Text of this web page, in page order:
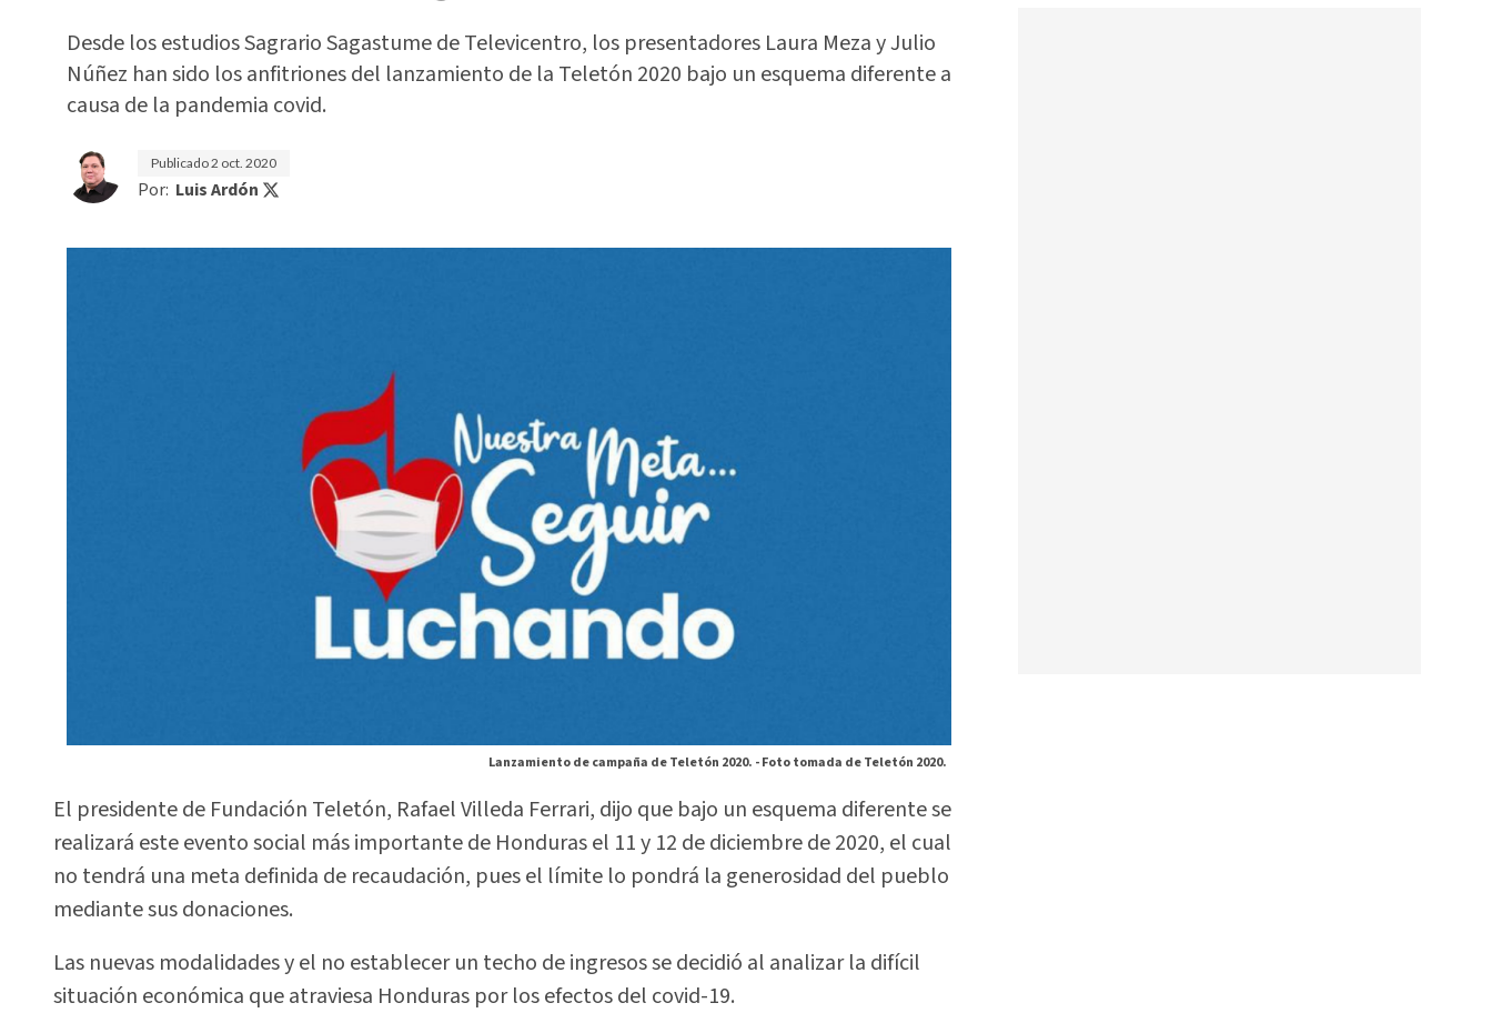
Desde los estudios Sagrario Sagastume de Televicentro, los presentadores Laura Meza y Julio
Núñez han sido los anfitriones del lanzamiento de la Teletón 2020 bajo un esquema diferente a
causa de la pandemia covid.
Publicado2 oct. 2020
Por: Luis Ardón
Lanzamiento de campaña de Teletón 2020. -Foto tomada de Teletón 2020.
El presidente de Fundación Teletón, Rafael Villeda Ferrari, dijo que bajo un esquema diferente se
realizará este evento social más importante de Honduras el 11 y 12 de diciembre de 2020, el cual
no tendrá una meta definida de recaudación, pues el límite lo pondrá la generosidad del pueblo
mediante sus donaciones.
Las nuevas modalidades y el no establecer un techo de ingresos se decidió al analizar la difícil
situación económica que atraviesa Honduras por los efectos del covid-19.